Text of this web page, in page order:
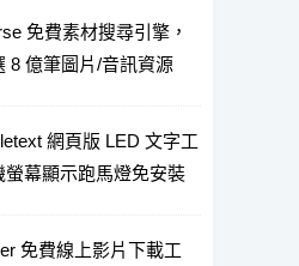
免費素材搜尋引擎，
8 億筆圖片/音訊資源
網頁版 LED 文字工
螢幕顯示跑馬燈免安裝
免費線上影片下載工